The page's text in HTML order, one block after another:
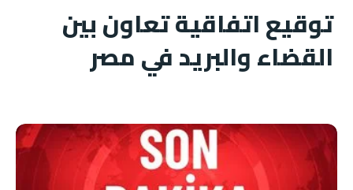
توقيع اتفاقية تعاون بين
القضاء والبريد في مصر